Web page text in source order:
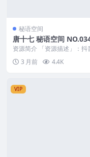
秘语空间
唐十七 秘语空间
资源简介 「资源描述」：抖
十七 秘语空间 NO.034期 【
「资...3 月前 4.4K
VIP